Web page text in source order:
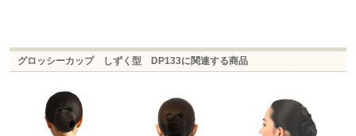
グロッシーカップ しずく型 DP133に関連する商品